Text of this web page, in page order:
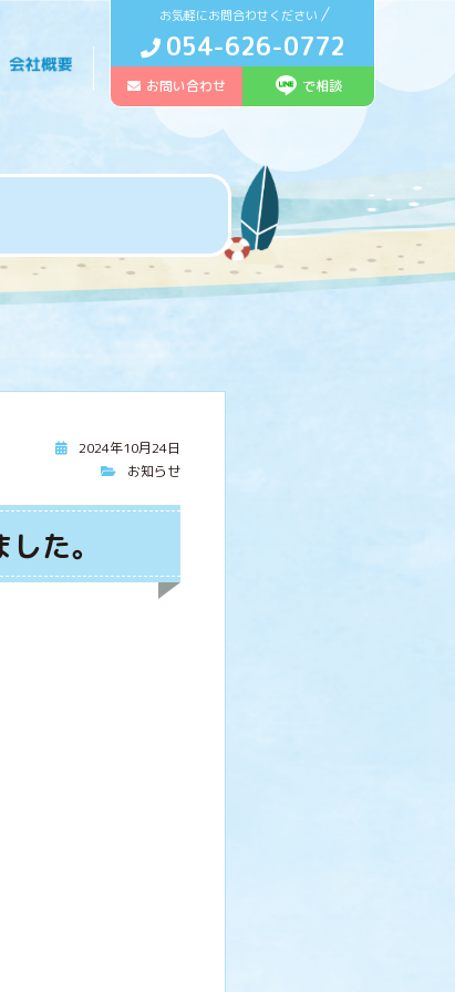
お気軽にお問合わせください
054-626-0772
お問い合わせ で相談
2024年10月24日
お知らせ
た。